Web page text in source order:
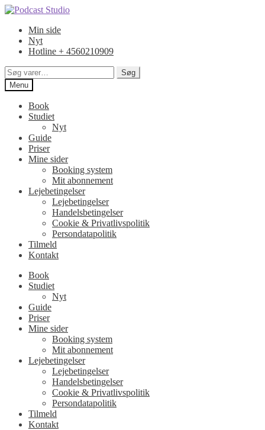
Spring
navigation
Spring
indholdMin side
Nyt
Hotline + 4560210909
Søg
efter:
Søg
Menu
Book
Studiet
Nyt
Guide
Priser
Mine sider
Booking system
Mit abonnement
Lejebetingelser
Lejebetingelser
Handelsbetingelser
Cookie & Privatlivspolitik
Persondatapolitik
Tilmeld
Kontakt
Book
Studiet
Nyt
Guide
Priser
Mine sider
Booking system
Mit abonnement
Lejebetingelser
Lejebetingelser
Handelsbetingelser
Cookie & Privatlivspolitik
Persondatapolitik
Tilmeld
Kontakt